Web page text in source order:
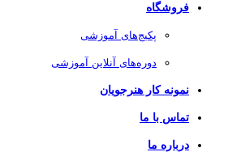
فروشگاه
پکیج‌های آموزشی
دوره‌های آنلاین آموزشی
نمونه کار هنرجویان
تماس با ما
درباره ما